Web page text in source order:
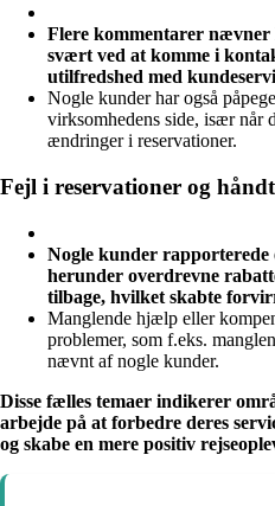
Flere kommentarer nævner
svært ved at komme i
utilfredshed med
Nogle kunder har også
virksomhedens side, især når
ændringer i reservationer.
Fejl i reservationer og
Nogle kunder rapporterede
herunder overdrevne
tilbage, hvilket skabte
Manglende hjælp eller
problemer, som f.eks.
nævnt af nogle kunder.
Disse fælles temaer indikerer
arbejde på at forbedre deres
og skabe en mere positiv